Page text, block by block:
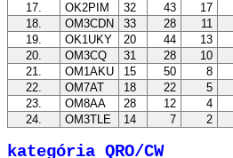
17.
OK2PIM 32 43 17
18.
OM3CDN 33 28 11
19.
OK1UKY 20 44 13
20.
OM3CQ 31 28 10
21.
OM1AKU 15 50 8
22.
OM7AT 18 22 5
23.
OM8AA 28 12 4
24.
OM3TLE 14 7 2
kategória QRO/CW